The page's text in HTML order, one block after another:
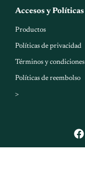
Accesos y Políticas
Productos
Políticas de privacidad
Términos y condiciones
Políticas de reembolso
>
F
a
c